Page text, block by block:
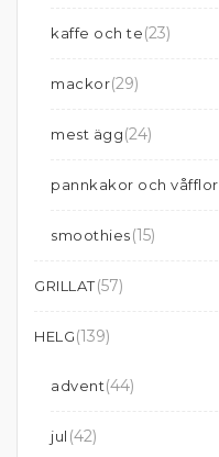
kaffe och te(23)
mackor(29)
mest ägg(24)
pannkakor och våfflor
smoothies(15)
GRILLAT(57)
HELG(139)
advent(44)
jul (42)